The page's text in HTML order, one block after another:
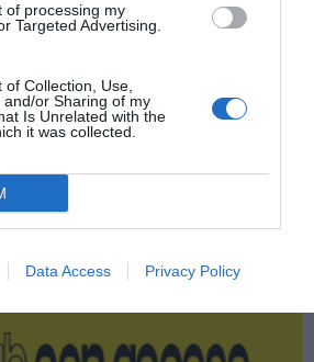
of processing my
Targeted Advertising.
Collection, Use,
and/or Sharing of my
Is Unrelated with the
it was collected.
Data Access Privacy Policy